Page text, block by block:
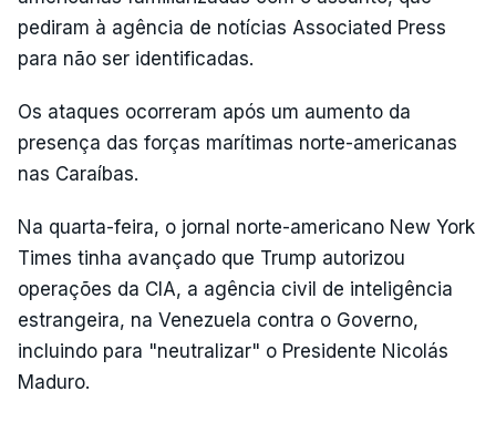
pediram à agência de notícias Associated Press
para não ser identificadas.
Os ataques ocorreram após um aumento da
presença das forças marítimas norte-americanas
nas Caraíbas.
Na quarta-feira, o jornal norte-americano New York
Times tinha avançado que Trump autorizou
operações da CIA, a agência civil de inteligência
estrangeira, na Venezuela contra o Governo,
incluindo para "neutralizar" o Presidente Nicolás
Maduro.